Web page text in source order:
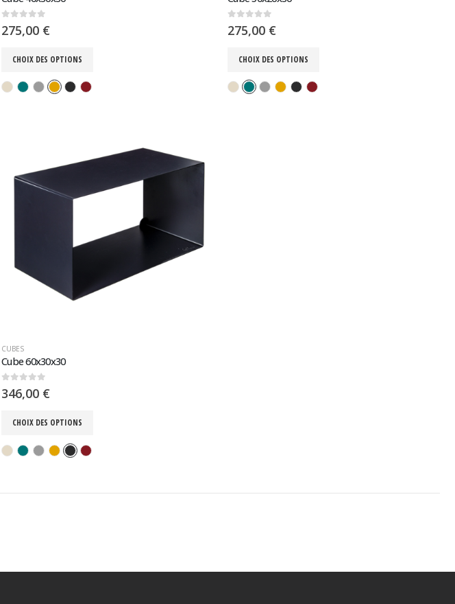
0sur 5
275,00 €
CHOIX DES OPTIONS
0sur 5
275,00 €
CHOIX DES OPTIONS
CUBES
Cube 60x30x30
0sur 5
346,00 €
CHOIX DES OPTIONS